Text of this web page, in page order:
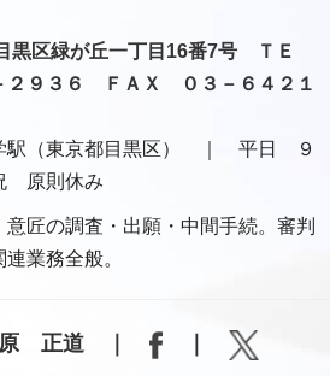
黒区緑が丘一丁目16番7号 ＴＥ
２９３６ ＦＡＸ ０３－６４２１
駅（東京都目黒区） ｜ 平日 ９
原則休み
匠の調査・出願・中間手続。審判
業務全般。
原 正道 ｜